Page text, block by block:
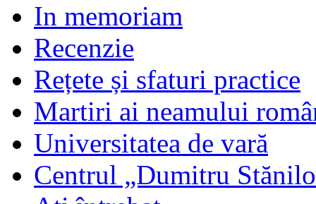
In memoriam
Recenzie
Rețete și sfaturi practice
Martiri ai neamului
Universitatea de vară
Centrul „Dumitru